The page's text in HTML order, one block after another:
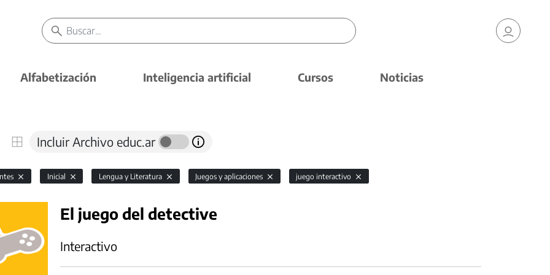
Alfabetización Inteligencia artificial Cursos Noticias
Incluir Archivo educ.ar
Inicial Lengua y Literatura Juegos y aplicaciones juego interactivo
El juego del detective
Interactivo